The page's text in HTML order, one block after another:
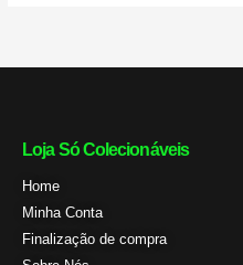
Loja Só Colecionáveis
Home
Minha Conta
Finalização de compra